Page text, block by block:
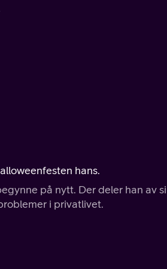
hans.
på nytt. Der deler han av
i privatlivet.